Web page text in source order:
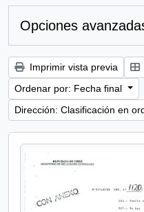
Opciones
Imprimir vista previa
Ordenar por: Fecha final
Dirección: Clasificación en